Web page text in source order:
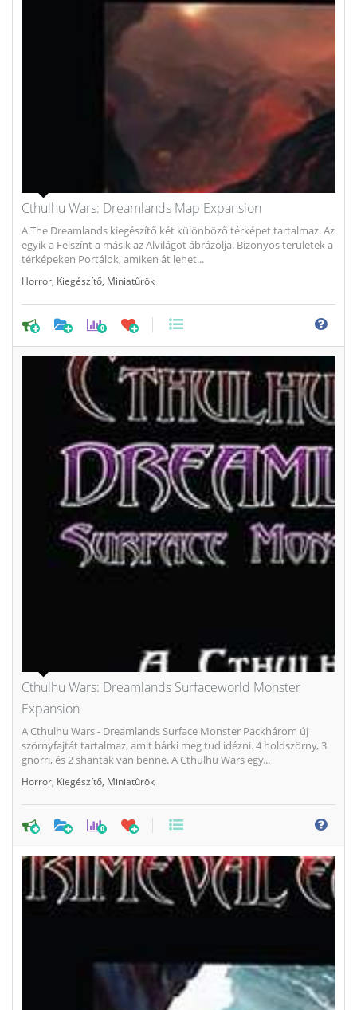
Cthulhu Wars: Dreamlands Map Expansion
A The Dreamlands kiegészítő két különböző térképet tartalmaz. Az
egyik a Felszínt a másik az Alvilágot ábrázolja. Bizonyos területek a
térképeken Portálok, amiken át lehet...
Horror Kiegészítő Miniatűrök
0
Cthulhu Wars: Dreamlands Surfaceworld Monster
Expansion
A Cthulhu Wars - Dreamlands Surface Monster Packhárom új
szörnyfajtát tartalmaz, amit bárki meg tud idézni. 4 holdszörny, 3
gnorri, és 2 shantak van benne. A Cthulhu Wars egy...
Horror Kiegészítő Miniatűrök
0